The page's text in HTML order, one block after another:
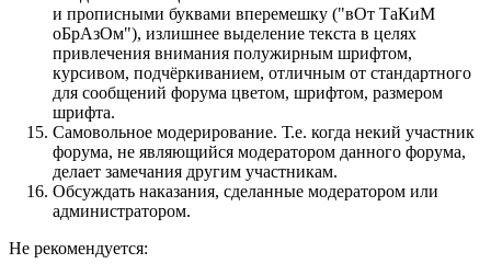
и прописными буквами вперемешку ("вОт ТаКиМ
оБрАзОм"), излишнее выделение текста в целях
привлечения внимания полужирным шрифтом,
курсивом, подчёркиванием, отличным от стандартного
для сообщений форума цветом, шрифтом, размером
шрифта.
Самовольное модерирование. Т.е. когда некий участник
форума, не являющийся модератором данного форума,
делает замечания другим участникам.
Обсуждать наказания, сделанные модератором или
администратором.
Не рекомендуется: